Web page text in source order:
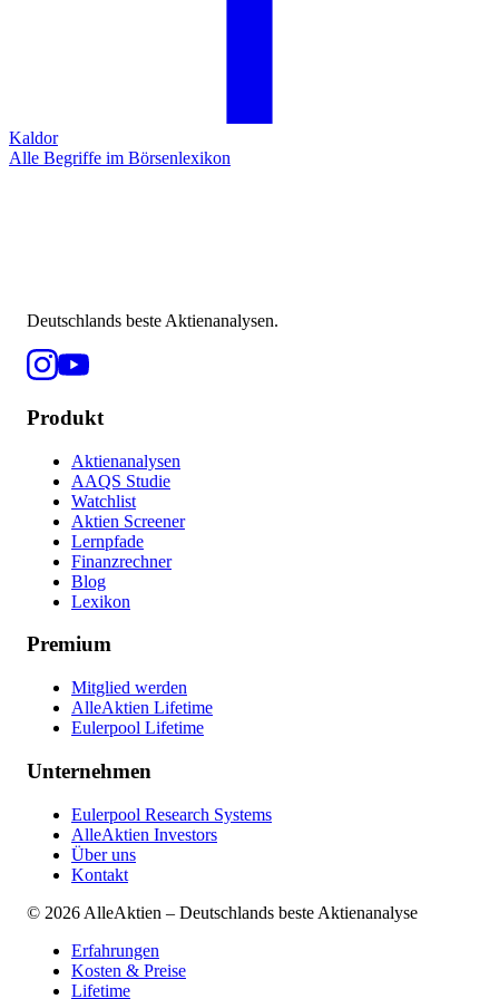
Kaldor
Alle Begriffe im Börsenlexikon
Deutschlands beste Aktienanalysen.
Produkt
Aktienanalysen
AAQS Studie
Watchlist
Aktien Screener
Lernpfade
Finanzrechner
Blog
Lexikon
Premium
Mitglied werden
AlleAktien Lifetime
Eulerpool Lifetime
Unternehmen
Eulerpool Research Systems
AlleAktien Investors
Über uns
Kontakt
© 2026 AlleAktien – Deutschlands beste Aktienanalyse
Erfahrungen
Kosten & Preise
Lifetime